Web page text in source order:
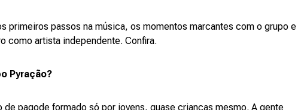
primeiros passos na música, os momentos marcantes com o grupo e
como artista independente. Confira.
Pyração?
de pagode formado só por jovens, quase crianças mesmo. A gente